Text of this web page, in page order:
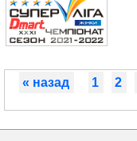
« назад 1 2